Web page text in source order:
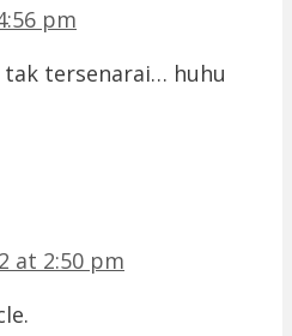
pm
tak tersenarai… huhu
at 2:50 pm